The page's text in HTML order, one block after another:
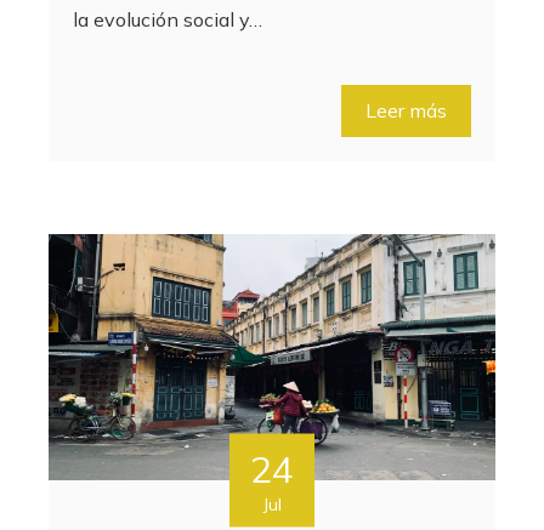
la evolución social y…
Leer más
24
Jul